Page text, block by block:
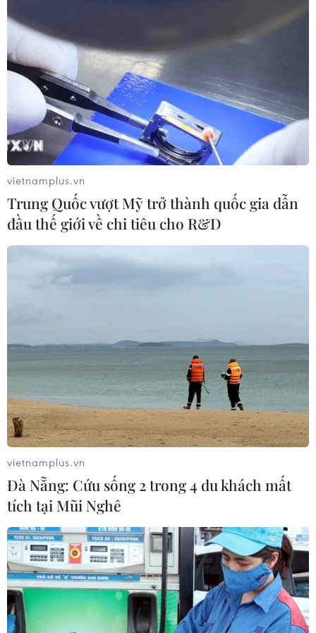
VinCity Sportia: Thành phố thể thao đẳng
cấp theo mô hình Singapore
04/12/2018 07:27
Được phát triển từ ý tưởng thành phố thể thao theo mô
hình “Singapore và hơn thế nữa” - VinCity Sportia sở
hữu một quần thể thể thao liên hoàn hiện đại và không
Quy hoạch Gia Lâm với những điểm nhấn
quan trọng
06/12/2018 10:40
Năm 2018 có thể được coi là dấu mốc quan trọng của
vietnamplus.vn
Trung Quốc vượt Mỹ trở thành quốc gia dẫn
đầu thế giới về chi tiêu cho R&D
vietnamplus.vn
Đà Nẵng: Cứu sống 2 trong 4 du khách mất
tích tại Mũi Nghê